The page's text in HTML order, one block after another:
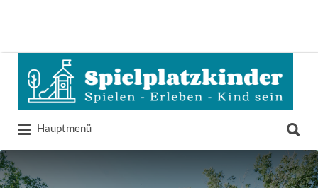
Suchen
nach:
Hauptmenü
nach: